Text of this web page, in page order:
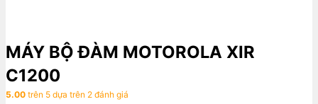
MÁY BỘ ĐÀM MOTOROLA XIR
C1200
5.00 trên 5 dựa trên 2 đánh giá